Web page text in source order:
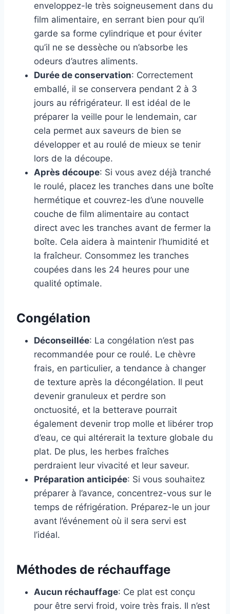
enveloppez-le très soigneusement dans du
film alimentaire, en serrant bien pour qu’il
garde sa forme cylindrique et pour éviter
qu’il ne se dessèche ou n’absorbe les
odeurs d’autres aliments.
Durée de conservation: Correctement
emballé, il se conservera pendant 2 à 3
jours au réfrigérateur. Il est idéal de le
préparer la veille pour le lendemain, car
cela permet aux saveurs de bien se
développer et au roulé de mieux se tenir
lors de la découpe.
Après découpe: Si vous avez déjà tranché
le roulé, placez les tranches dans une boîte
hermétique et couvrez-les d’une nouvelle
couche de film alimentaire au contact
direct avec les tranches avant de fermer la
boîte. Cela aidera à maintenir l’humidité et
la fraîcheur. Consommez les tranches
coupées dans les 24 heures pour une
qualité optimale.
Congélation
Déconseillée: La congélation n’est pas
recommandée pour ce roulé. Le chèvre
frais, en particulier, a tendance à changer
de texture après la décongélation. Il peut
devenir granuleux et perdre son
onctuosité, et la betterave pourrait
également devenir trop molle et libérer trop
d’eau, ce qui altérerait la texture globale du
plat. De plus, les herbes fraîches
perdraient leur vivacité et leur saveur.
Préparation anticipée: Si vous souhaitez
préparer à l’avance, concentrez-vous sur le
temps de réfrigération. Préparez-le un jour
avant l’événement où il sera servi est
l’idéal.
Méthodes de réchauffage
Aucun réchauffage: Ce plat est conçu
pour être servi froid, voire très frais. Il n’est